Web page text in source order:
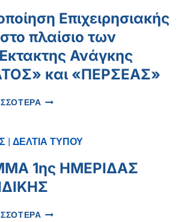
ΤΗΝ
ΑΝΑΒΆΘΜΙΣΗ
ΤΟΥ
ΝΟΣΟΚΟΜΕΊΟΥ
ΜΕ
ΝΈΕΣ
Επιχειρησιακής
πλαίσιο των
Ανάγκης
και «ΠΕΡΣΕΑΣ»
ΠΡΑΓΜΑΤΟΠΟΊΗΣΗ
ΣΤΟ
ΤΩΝ
ΣΧΕΔΊΩΝ
ΈΚΤΑΚΤΗΣ
«ΣΩΣΤΡΑΤΟΣ»
| ΔΕΛΤΙΑ ΤΥΠΟΥ
1ης ΗΜΕΡΙΔΑΣ
ΠΡΟΓΡΑΜΜΑ